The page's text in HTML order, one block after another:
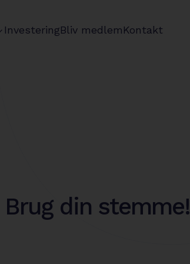
InvesteringBliv medlemKontakt
Brug din stemme!